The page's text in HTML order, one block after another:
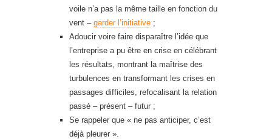
voile n’a pas la même taille en fonction du
vent – garder l’initiative ;
Adoucir voire faire disparaître l’idée que
l’entreprise a pu être en crise en célébrant
les résultats, montrant la maîtrise des
turbulences en transformant les crises en
passages difficiles, refocalisant la relation
passé – présent – futur ;
Se rappeler que « ne pas anticiper, c’est
déjà pleurer ».